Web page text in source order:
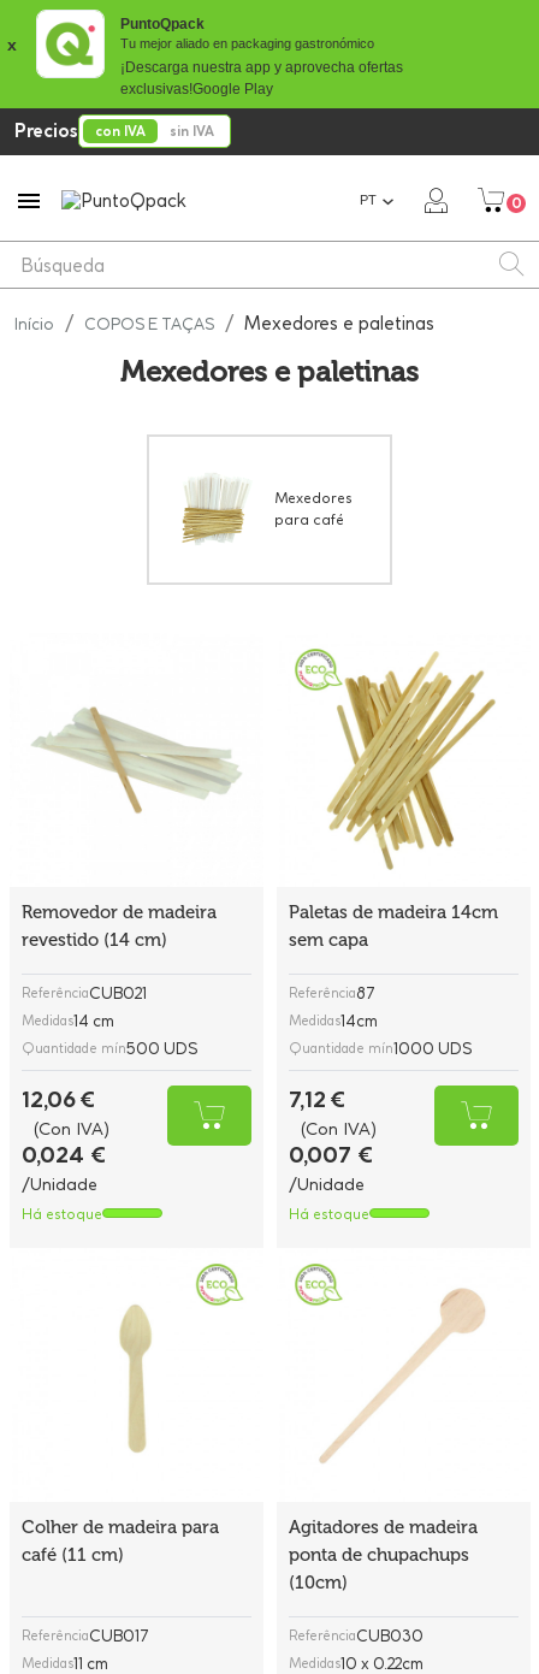
x
PuntoQpack
Tu mejor aliado en packaging gastronómico
¡Descarga nuestra app y aprovecha ofertas
exclusivas!Google Play
Precios con IVA sin IVA
 PT 0
Início COPOS E TAÇAS Mexedores e paletinas
Mexedores e paletinas
Mexedores
para café
Removedor de madeira
revestido (14 cm)
ReferênciaCUB021
Medidas14 cm
Quantidade mín500 UDS
12,06 €
(Con IVA)
0,024 €
/Unidade
Há estoque
Paletas de madeira 14cm
sem capa
Referência87
Medidas14cm
Quantidade mín1000 UDS
7,12 €
(Con IVA)
0,007 €
/Unidade
Há estoque
Colher de madeira para
café (11 cm)
ReferênciaCUB017
Medidas11 cm
Agitadores de madeira
ponta de chupachups
(10cm)
ReferênciaCUB030
Medidas10 x 0.22cm